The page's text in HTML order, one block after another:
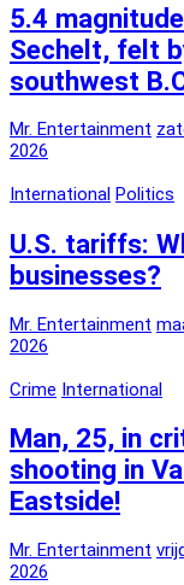
5.4
Sechelt, felt
southwest
Mr. Entertainment
2026
International Politics
U.S. tariffs:
businesses?
Mr. Entertainment
2026
Crime International
Man, 25, in
shooting in
Eastside!
Mr. Entertainment
2026